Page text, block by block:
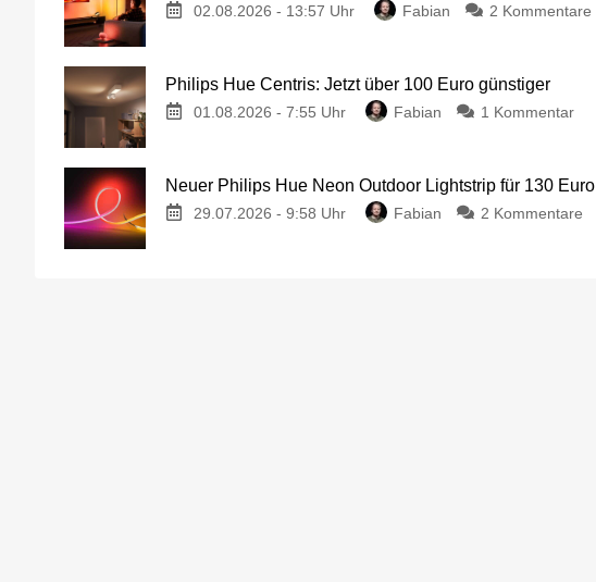
02.08.2026 - 13:57 Uhr Fabian 2 Kommentare
Philips Hue Centris: Jetzt über 100 Euro günstiger
01.08.2026 - 7:55 Uhr Fabian 1 Kommentar
Neuer Philips Hue Neon Outdoor Lightstrip für 130 Euro
29.07.2026 - 9:58 Uhr Fabian 2 Kommentare